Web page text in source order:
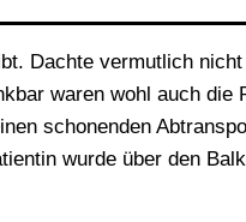
Dachte vermutlich
waren wohl auch
schonenden
wurde über den